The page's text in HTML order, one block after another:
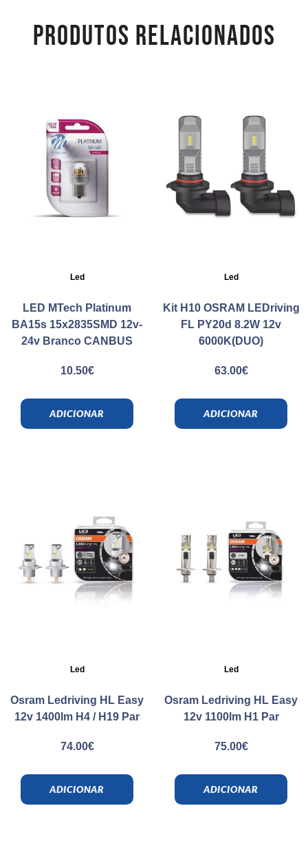
PRODUTOS RELACIONADOS
Led
LED MTech Platinum
BA15s 15x2835SMD 12v-
24v Branco CANBUS
10.50€
ADICIONAR
Led
Kit H10 OSRAM LEDriving
FL PY20d 8.2W 12v
6000K(DUO)
63.00€
ADICIONAR
Led
Osram Ledriving HL Easy
12v 1400lm H4 / H19 Par
74.00€
ADICIONAR
Led
Osram Ledriving HL Easy
12v 1100lm H1 Par
75.00€
ADICIONAR